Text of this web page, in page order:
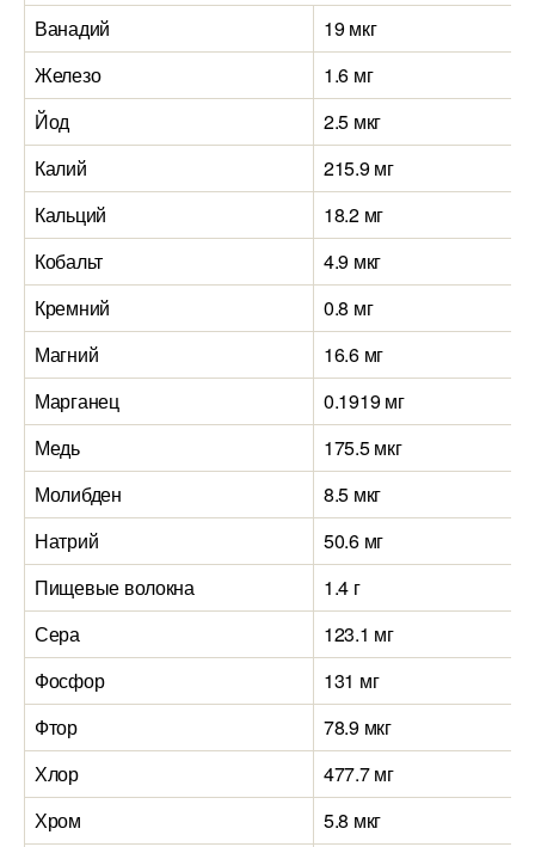
Ванадий
19 мкг
Железо
1.6 мг
Йод
2.5 мкг
Калий
215.9 мг
Кальций
18.2 мг
Кобальт
4.9 мкг
Кремний
0.8 мг
Магний
16.6 мг
Марганец
0.1919 мг
Медь
175.5 мкг
Молибден
8.5 мкг
Натрий
50.6 мг
Пищевые волокна
1.4 г
Сера
123.1 мг
Фосфор
131 мг
Фтор
78.9 мкг
Хлор
477.7 мг
Хром
5.8 мкг